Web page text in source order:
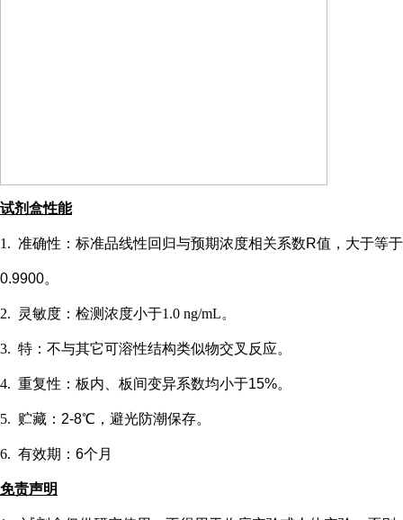
试剂盒性能
1. 准确性：标准品线性回归与预期浓度相关系数R值，大于等于
0.9900。
2. 灵敏度：检测浓度小于1.0 ng/mL。
3. 特：不与其它可溶性结构类似物交叉反应。
4. 重复性：板内、板间变异系数均小于15%。
5. 贮藏： 2-8℃，避光防潮保存。
6. 有效期： 6个月
免责声明